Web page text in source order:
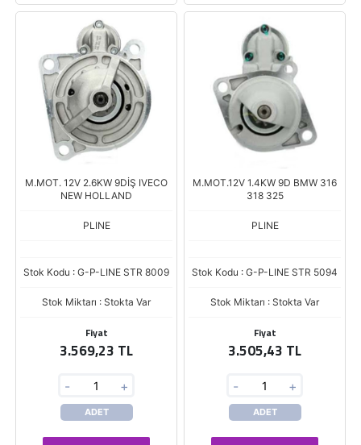
M.MOT. 12V 2.6KW 9DİŞ IVECO
NEW HOLLAND
PLINE
Stok Kodu : G-P-LINE STR 8009
Stok Miktarı : Stokta Var
Fiyat
3.569,23 TL
- +
ADET
M.MOT.12V 1.4KW 9D BMW 316
318 325
PLINE
Stok Kodu : G-P-LINE STR 5094
Stok Miktarı : Stokta Var
Fiyat
3.505,43 TL
- +
ADET